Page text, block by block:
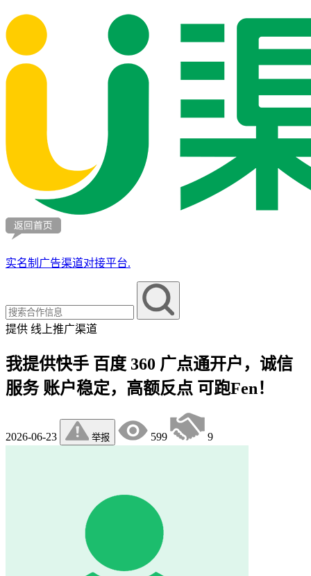
实名制广告渠道对接平台.
提供 线上推广渠道
我提供快手 百度 360 广点通开户，诚信
服务 账户稳定，高额反点 可跑Fen！
2026-06-23 举报 599 9